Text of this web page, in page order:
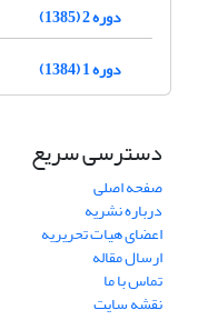
دوره 2 (1385)
دوره 1 (1384)
دسترسی سریع
صفحه اصلی
درباره نشریه
اعضای هیات تحریریه
ارسال مقاله
تماس با ما
نقشه سایت